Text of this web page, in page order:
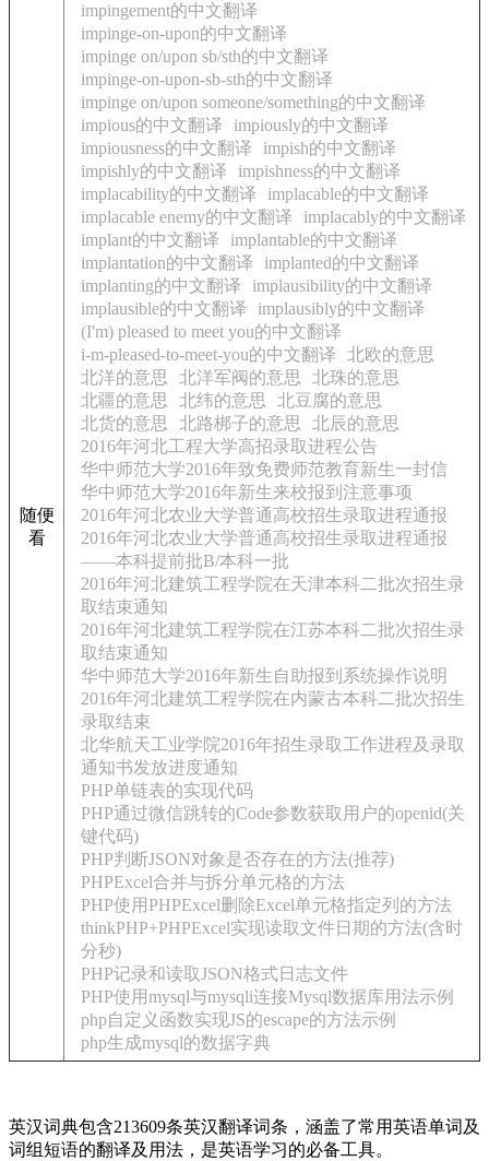
随便
看
impingement的中文翻译
impinge-on-upon的中文翻译
impinge on/upon sb/sth的中文翻译
impinge-on-upon-sb-sth的中文翻译
impinge on/upon someone/something的中文翻译
impious的中文翻译
impiously的中文翻译
impiousness的中文翻译
impish的中文翻译
impishly的中文翻译
impishness的中文翻译
implacability的中文翻译
implacable的中文翻译
implacable enemy的中文翻译
implacably的中文翻译
implant的中文翻译
implantable的中文翻译
implantation的中文翻译
implanted的中文翻译
implanting的中文翻译
implausibility的中文翻译
implausible的中文翻译
implausibly的中文翻译
(I'm) pleased to meet you的中文翻译
i-m-pleased-to-meet-you的中文翻译
北欧的意思
北洋的意思
北洋军阀的意思
北珠的意思
北疆的意思
北纬的意思
北豆腐的意思
北货的意思
北路梆子的意思
北辰的意思
2016年河北工程大学高招录取进程公告
华中师范大学2016年致免费师范教育新生一封信
华中师范大学2016年新生来校报到注意事项
2016年河北农业大学普通高校招生录取进程通报
2016年河北农业大学普通高校招生录取进程通报
——本科提前批B/本科一批
2016年河北建筑工程学院在天津本科二批次招生录
取结束通知
2016年河北建筑工程学院在江苏本科二批次招生录
取结束通知
华中师范大学2016年新生自助报到系统操作说明
2016年河北建筑工程学院在内蒙古本科二批次招生
录取结束
北华航天工业学院2016年招生录取工作进程及录取
通知书发放进度通知
PHP单链表的实现代码
PHP通过微信跳转的Code参数获取用户的openid(关
键代码)
PHP判断JSON对象是否存在的方法(推荐)
PHPExcel合并与拆分单元格的方法
PHP使用PHPExcel删除Excel单元格指定列的方法
thinkPHP+PHPExcel实现读取文件日期的方法(含时
分秒)
PHP记录和读取JSON格式日志文件
PHP使用mysql与mysqli连接Mysql数据库用法示例
php自定义函数实现JS的escape的方法示例
php生成mysql的数据字典
英汉词典包含213609条英汉翻译词条，涵盖了常用英语单词及
词组短语的翻译及用法，是英语学习的必备工具。